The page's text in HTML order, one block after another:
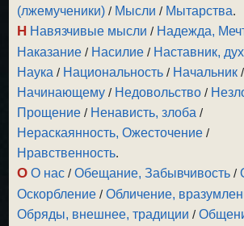
(лжемученики) / Мысли / Мытарства.
Н Навязчивые мысли / Надежда,
Наказание / Насилие / Наставник,
Наука / Национальность / Начальник /
Начинающему / Недовольство /
Прощение / Ненависть, злоба /
Нераскаянность, Ожесточение /
Нравственность.
О О нас /Обещание, Забывчивость /
Оскорбление /Обличение,
Обряды, внешнее, традиции /